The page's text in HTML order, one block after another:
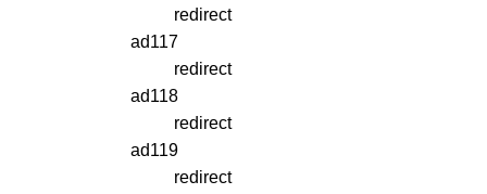
redirect
ad117
redirect
ad118
redirect
ad119
redirect